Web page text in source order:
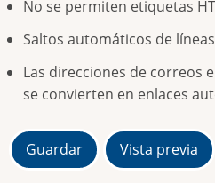
No se permiten etiquetas
Saltos automáticos de
Las direcciones de correos
se convierten en enlaces